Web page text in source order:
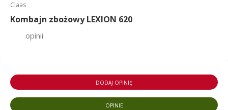
Claas
Kombajn zbożowy LEXION 620
opinii
DODAJ OPINIĘ
OPINIE